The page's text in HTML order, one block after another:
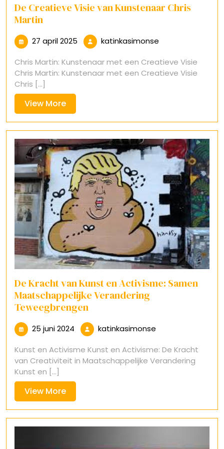
De Creatieve Visie van Kunstenaar Chris
Martin
27 april 2025 27
april
2025
katinkasimonse
Chris Martin: Kunstenaar met een Creatieve Visie
Chris Martin: Kunstenaar met een Creatieve Visie
Chris [...]
View MoreView
More
De Kracht van Kunst en Activisme: Samen
Maatschappelijke Verandering
Teweegbrengen
25 juni 2024 25
juni
2024
katinkasimonse
Kunst en Activisme Kunst en Activisme: De Kracht
van Creativiteit in Maatschappelijke Verandering
Kunst en [...]
View MoreView
More